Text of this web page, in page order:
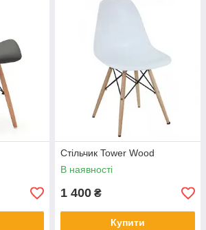
Стільчик Tower Wood
В наявності
1 400 ₴
Купити